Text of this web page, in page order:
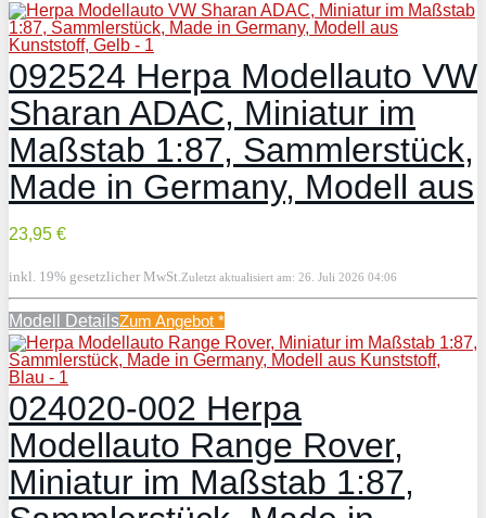
092524 Herpa Modellauto VW
Sharan ADAC, Miniatur im
Maßstab 1:87, Sammlerstück,
Made in Germany, Modell aus
23,95 €
inkl. 19% gesetzlicher MwSt. Zuletzt aktualisiert am: 26. Juli 2026 04:06
Modell DetailsZum Angebot *
024020-002 Herpa
Modellauto Range Rover,
Miniatur im Maßstab 1:87,